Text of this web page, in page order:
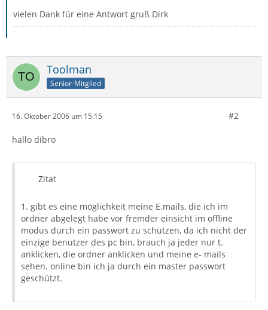
vielen Dank für eine Antwort gruß Dirk
Toolman
Senior-Mitglied
16. Oktober 2006 um 15:15 #2
hallo dibro
Zitat
1. gibt es eine möglichkeit meine E.mails, die ich im
ordner abgelegt habe vor fremder einsicht im offline
modus durch ein passwort zu schützen, da ich nicht der
einzige benutzer des pc bin, brauch ja jeder nur t.
anklicken, die ordner anklicken und meine e- mails
sehen. online bin ich ja durch ein master passwort
geschützt.